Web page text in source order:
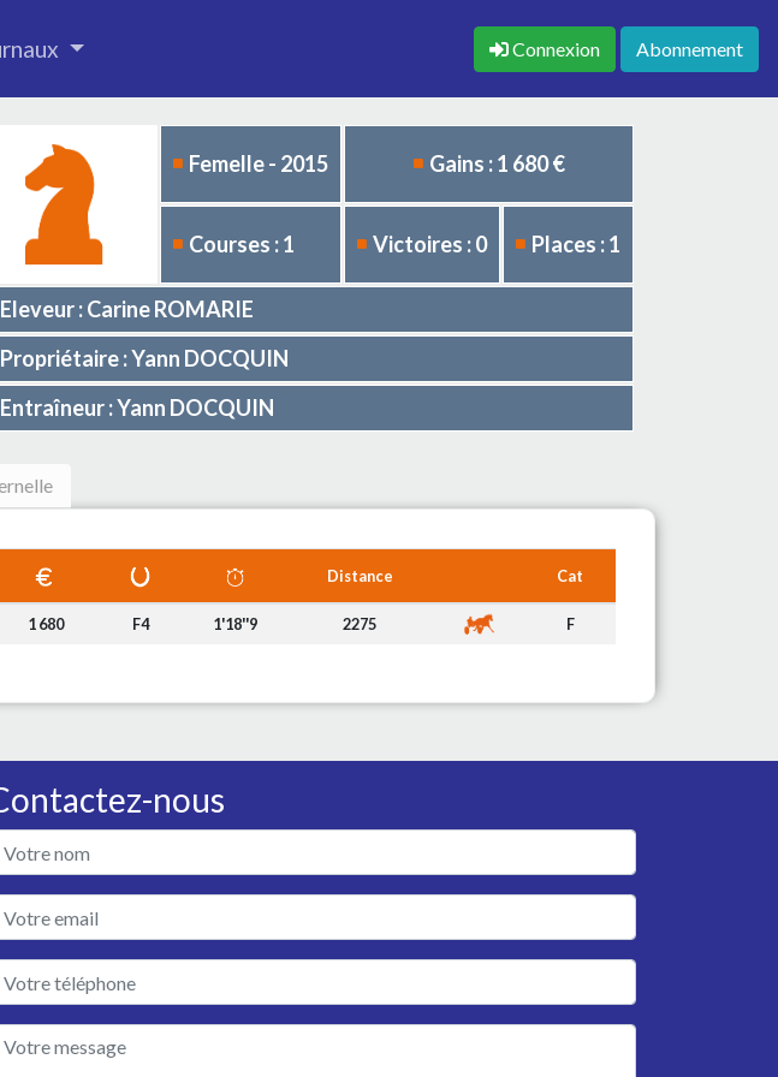
Connexion Abonnement
Femelle - 2015 Gains : 1 680 €
Courses : 1 Victoires : 0 Places : 1
Eleveur : Carine ROMARIE
Propriétaire : Yann DOCQUIN
Entraîneur : Yann DOCQUIN
Distance Cat
1 680 F4 1'18''9 2275 F
nous